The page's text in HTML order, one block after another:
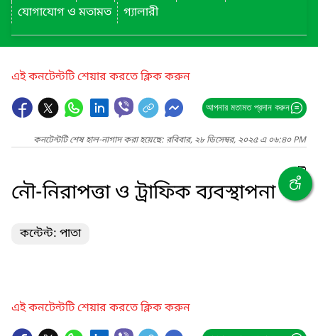
যোগাযোগ ও মতামত
গ্যালারী
এই কনটেন্টটি শেয়ার করতে ক্লিক করুন
আপনার মতামত প্রদান করুন
কনটেন্টটি শেষ হাল-নাগাদ করা হয়েছে: রবিবার, ২৮ ডিসেম্বর, ২০২৫ এ ০৬:৪০ PM
নৌ-নিরাপত্তা ও ট্রাফিক ব্যবস্থাপনা
কন্টেন্ট: পাতা
এই কনটেন্টটি শেয়ার করতে ক্লিক করুন